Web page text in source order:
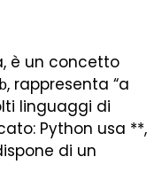
è un concetto
, rappresenta “a
linguaggi di
Python usa **,
di un